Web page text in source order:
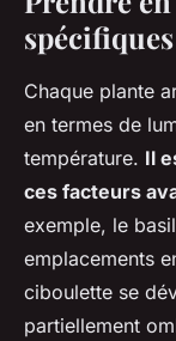
Chaque plante
en termes de
température. Il
ces facteurs
exemple, le
emplacements
ciboulette se
partiellement